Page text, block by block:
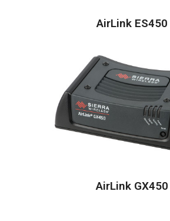
AirLink ES450
AirLink GX450